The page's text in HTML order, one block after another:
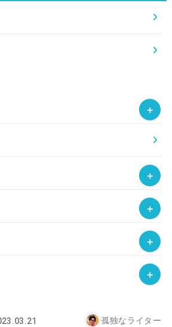
孤独なライター